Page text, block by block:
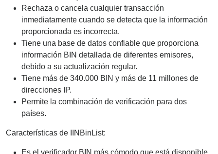
Rechaza o cancela cualquier transacción
inmediatamente cuando se detecta que la información
proporcionada es incorrecta.
Tiene una base de datos confiable que proporciona
información BIN detallada de diferentes emisores,
debido a su actualización regular.
Tiene más de 340.000 BIN y más de 11 millones de
direcciones IP.
Permite la combinación de verificación para dos
países.
Características de IINBinList:
Es el verificador BIN más cómodo que está disponible